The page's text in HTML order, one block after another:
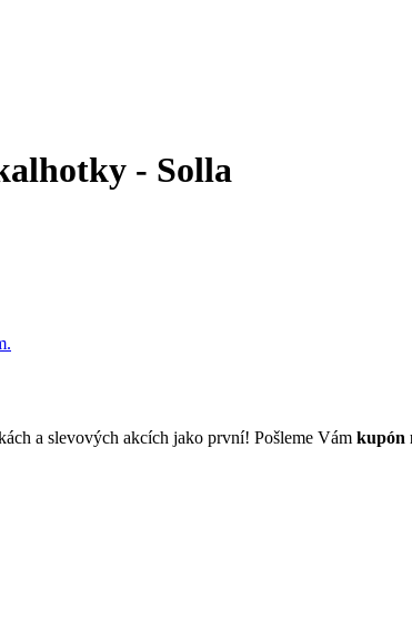
- Solla
a slevových akcích jako první! Pošleme Vám kupón